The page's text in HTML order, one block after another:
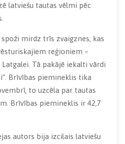
latviešu tautas vēlmi pēc
mirdz trīs zvaigznes, kas
reģioniem –
Tā pakājē iekalti vārdi
Brīvības piemineklis tika
to uzcēla par tautas
Brīvības piemineklis ir 42,7
autors bija izcilais latviešu